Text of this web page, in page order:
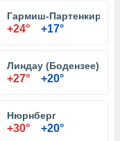
Гармиш-Партенкирхен
+24° +17°
Линдау (Бодензее)
+27° +20°
Нюрнберг
+30° +20°